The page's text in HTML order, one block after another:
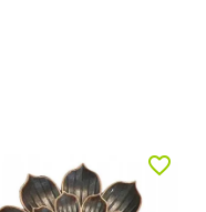
favorite_border